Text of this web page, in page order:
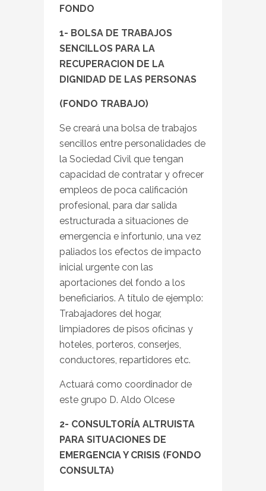
FONDO
1- BOLSA DE TRABAJOS
SENCILLOS PARA LA
RECUPERACION DE LA
DIGNIDAD DE LAS PERSONAS
(FONDO TRABAJO)
Se creará una bolsa de trabajos
sencillos entre personalidades de
la Sociedad Civil que tengan
capacidad de contratar y ofrecer
empleos de poca calificación
profesional, para dar salida
estructurada a situaciones de
emergencia e infortunio, una vez
paliados los efectos de impacto
inicial urgente con las
aportaciones del fondo a los
beneficiarios. A título de ejemplo:
Trabajadores del hogar,
limpiadores de pisos oficinas y
hoteles, porteros, conserjes,
conductores, repartidores etc.
Actuará como coordinador de
este grupo D. Aldo Olcese
2- CONSULTORÍA ALTRUISTA
PARA SITUACIONES DE
EMERGENCIA Y CRISIS (FONDO
CONSULTA)